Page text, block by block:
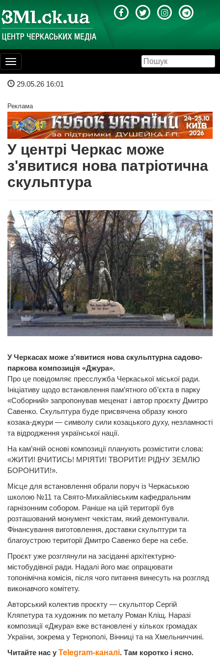
Toggle
navigation
29.05.26 16:01
Реклама
У центрі Черкас може
з'явитися нова патріотична
скульптура
У Черкасах може з’явитися нова скульптурна садово-
паркова композиція «Джура».
Про це повідомляє пресслужба Черкаської міської ради.
Ініціативу щодо встановлення пам’ятного об’єкта в парку
«Соборний» запропонував меценат і автор проєкту Дмитро
Савенко. Скульптура буде присвячена образу юного
козака-джури — символу сили козацького духу, незламності
та відродження української нації.
На кам’яній основі композиції планують розмістити слова:
«ЖИТИ! ВЧИТИСЬ! МРІЯТИ! ТВОРИТИ! РІДНУ ЗЕМЛЮ
БОРОНИТИ!».
Місце для встановлення обрали поруч із Черкаською
школою №11 та Свято-Михайлівським кафедральним
гарнізонним собором. Раніше на цій території був
розташований монумент чекістам, який демонтували.
Фінансування виготовлення, доставки скульптури та
благоустрою території Дмитро Савенко бере на себе.
Проєкт уже розглянули на засіданні архітектурно-
містобудівної ради. Надалі його має опрацювати
топонімічна комісія, після чого питання винесуть на розгляд
виконавчого комітету.
Авторський колектив проєкту — скульптор Сергій
Кляпетура та художник по металу Роман Кліщ. Наразі
композиції «Джура» вже встановлені у кількох громадах
України, зокрема у Тернополі, Вінниці та на Хмельниччині.
Читайте нас у Telegram-каналі. Там коротко і ясно.